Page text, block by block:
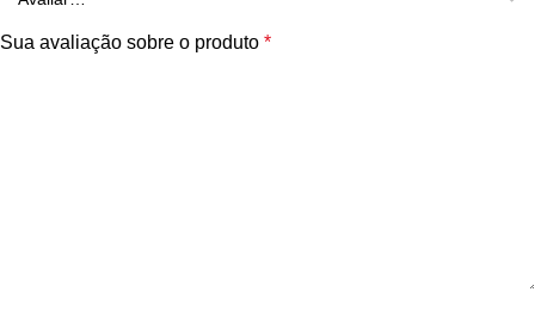
Sua avaliação sobre o produto *